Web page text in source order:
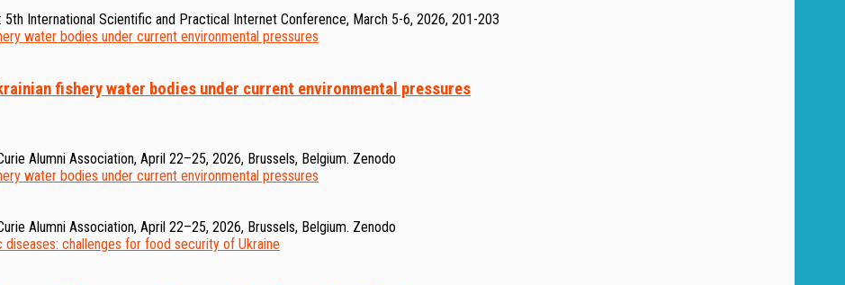
International Scientific and Practical Internet Conference, March 5-6, 2026, 201-203
fishery water bodies under current environmental pressures
Alumni Association, April 22–25, 2026, Brussels, Belgium. Zenodo
Alumni Association, April 22–25, 2026, Brussels, Belgium. Zenodo